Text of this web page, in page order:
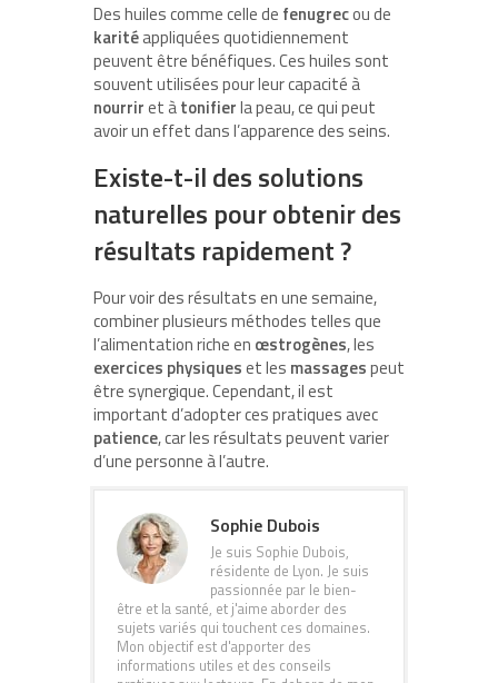
Des huiles comme celle de fenugrecou de
karitéappliquées quotidiennement
peuvent être bénéfiques. Ces huiles sont
souvent utilisées pour leur capacité à
nourriret àtonifierla peau, ce qui peut
avoir un effet dans l’apparence des seins.
Existe-t-il des solutions
naturelles pour obtenir des
résultats rapidement ?
Pour voir des résultats en une semaine,
combiner plusieurs méthodes telles que
l’alimentation riche en œstrogènes, les
exercices physiqueset les massagespeut
être synergique. Cependant, il est
important d’adopter ces pratiques avec
patience, car les résultats peuvent varier
d’une personne à l’autre.
Sophie Dubois
Je suis Sophie Dubois,
résidente de Lyon. Je suis
passionnée par le bien-
être et la santé, et j'aime aborder des
sujets variés qui touchent ces domaines.
Mon objectif est d'apporter des
informations utiles et des conseils